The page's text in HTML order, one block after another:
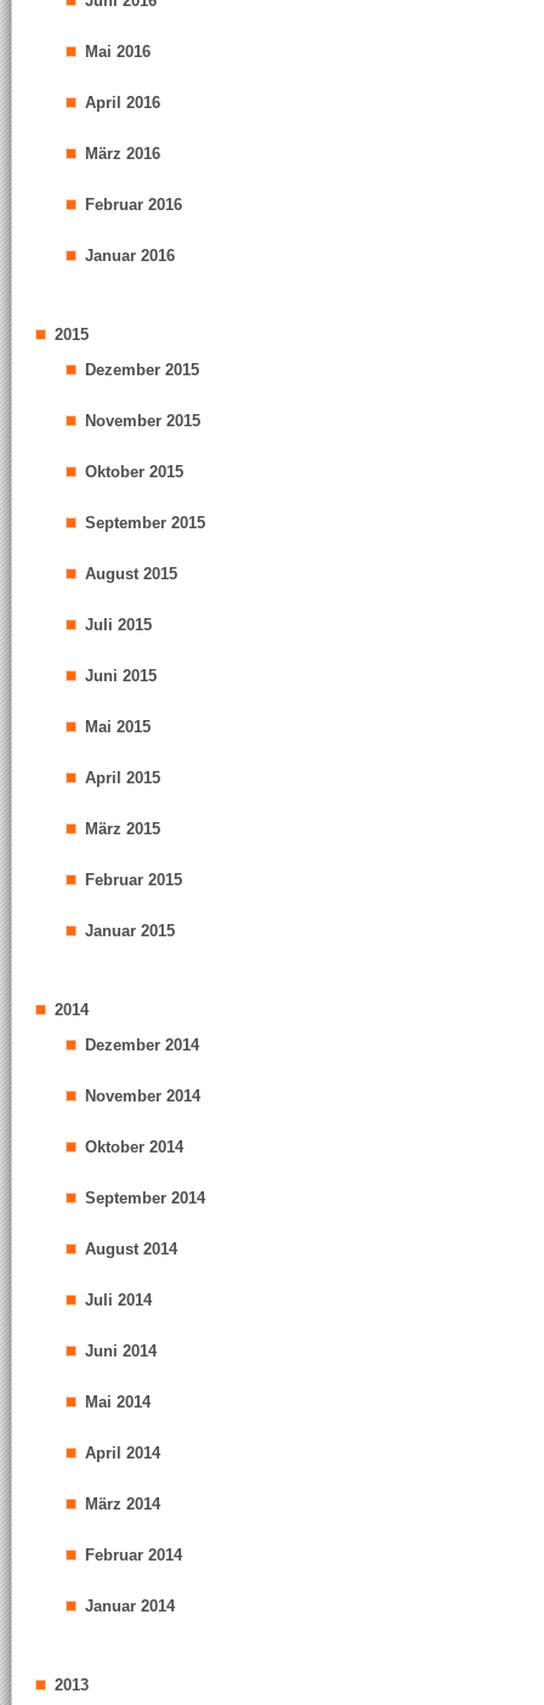
Mai 2016
April 2016
März 2016
Februar 2016
Januar 2016
2015
Dezember 2015
November 2015
Oktober 2015
September 2015
August 2015
Juli 2015
Juni 2015
Mai 2015
April 2015
März 2015
Februar 2015
Januar 2015
2014
Dezember 2014
November 2014
Oktober 2014
September 2014
August 2014
Juli 2014
Juni 2014
Mai 2014
April 2014
März 2014
Februar 2014
Januar 2014
2013